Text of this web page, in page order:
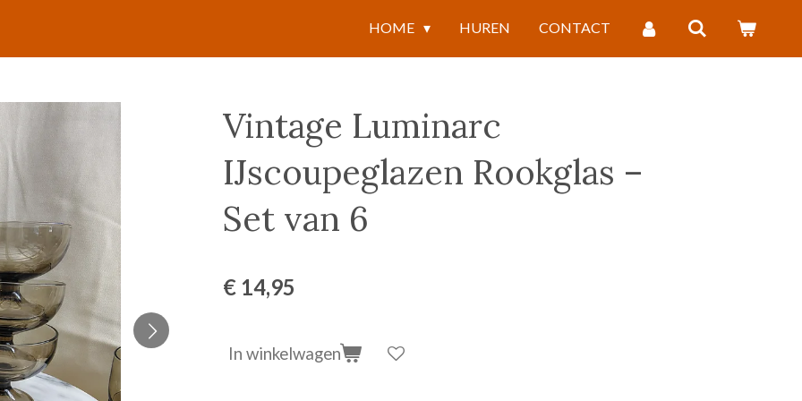
HOME HUREN CONTACT
Vintage Luminarc
IJscoupeglazen Rookglas –
Set van 6
€ 14,95
In winkelwagen